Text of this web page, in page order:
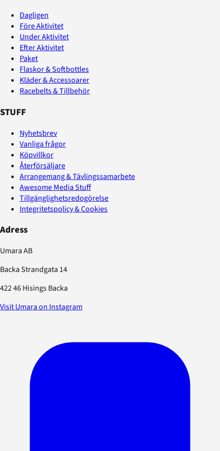
Dagligen
Före Aktivitet
Under Aktivitet
Efter Aktivitet
Paket
Flaskor & Softbottles
Kläder & Accessoarer
Racebelts & Tillbehör
STUFF
Nyhetsbrev
Vanliga frågor
Köpvillkor
Återförsäljare
Arrangemang & Tävlingssamarbete
Awesome Media Stuff
Tillgänglighetsredogörelse
Integritetspolicy & Cookies
Adress
Umara AB
Backa Strandgata 14
422 46 Hisings Backa
Visit Umara on Instagram